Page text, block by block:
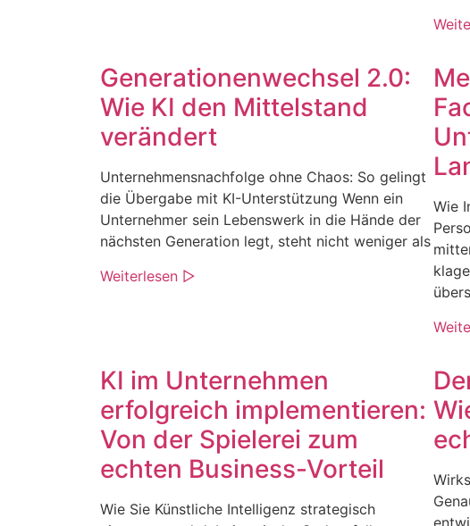
Generationenwechsel 2.0:
Wie KI den Mittelstand
verändert
Unternehmensnachfolge ohne Chaos: So gelingt
die Übergabe mit KI-Unterstützung Wenn ein
Unternehmer sein Lebenswerk in die Hände der
nächsten Generation legt, steht nicht weniger als
Weiterlesen ▷
Wie
KI im Unternehmen
erfolgreich implementieren:
Von der Spielerei zum
echten Business-Vorteil
Wie Sie Künstliche Intelligenz strategisch